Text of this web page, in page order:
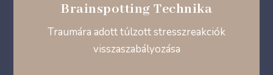
Brainspotting Technika
Traumára adott túlzott stresszreakciók
visszaszabályozása